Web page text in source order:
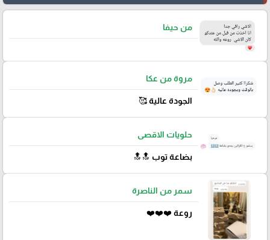
من حيفا
مروة من عكا
الجودة عالية 🥰
حلويات الاقصى
بضاعة توب 🔝🔝
سمر من الناصرة
روعة ❤️❤️❤️